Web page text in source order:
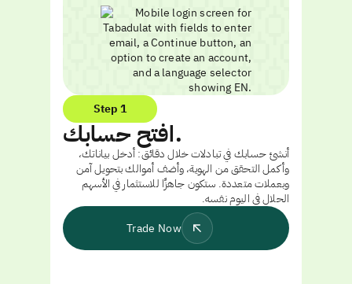
Step 1
افتح حسابك.
أنشئ حسابك في تبادلات خلال دقائق: أدخل بياناتك،
وأكمل التحقق من الهوية، وأضف أموالك بتحويل آمن
وبعملات متعددة. ستكون جاهزًا للاستثمار في الأسهم
الحلال في اليوم نفسه.
Trade Now